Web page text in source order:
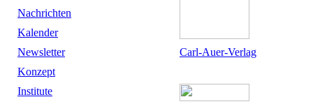
Nachrichten
Kalender
Newsletter
Konzept
Institute
Carl-Auer-Verlag